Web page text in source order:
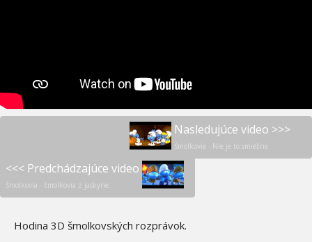
Nasledujúce video >>>
Šmolkovia - Nie je to smiešne
<<< Predchádzajúce video
Šmolkovia - šmolkovia z jaskyne.
Hodina 3D šmolkovských rozprávok.